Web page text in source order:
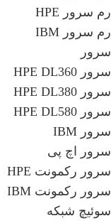
رم سرور HPE
رم سرور IBM
سرور
سرور HPE DL360
سرور HPE DL380
سرور HPE DL580
سرور IBM
سرور اچ پی
سرور رکمونت HPE
سرور رکمونت IBM
سوئیچ شبکه